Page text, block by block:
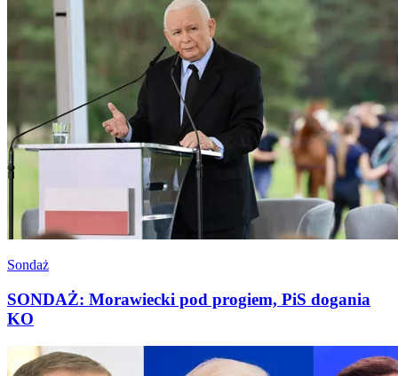
Sondaż
SONDAŻ: Morawiecki pod progiem, PiS dogania
KO